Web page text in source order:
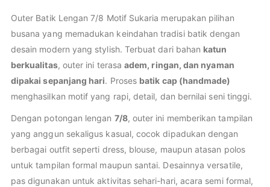
Outer Batik Lengan 7/8 Motif Sukaria merupakan pilihan
busana yang memadukan keindahan tradisi batik dengan
desain modern yang stylish. Terbuat dari bahan katun
berkualitas, outer ini terasaadem, ringan, dan nyaman
dipakai sepanjang hari. Proses batik cap (handmade)
menghasilkan motif yang rapi, detail, dan bernilai seni tinggi.
Dengan potongan lengan 7/8, outer ini memberikan tampilan
yang anggun sekaligus kasual, cocok dipadukan dengan
berbagai outfit seperti dress, blouse, maupun atasan polos
untuk tampilan formal maupun santai. Desainnya versatile,
pas digunakan untuk aktivitas sehari-hari, acara semi formal,